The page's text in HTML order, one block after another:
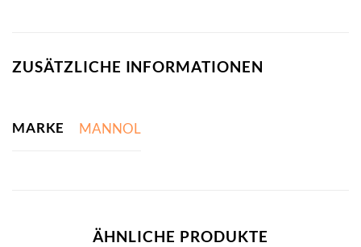
ZUSÄTZLICHE INFORMATIONEN
MARKE MANNOL
ÄHNLICHE PRODUKTE